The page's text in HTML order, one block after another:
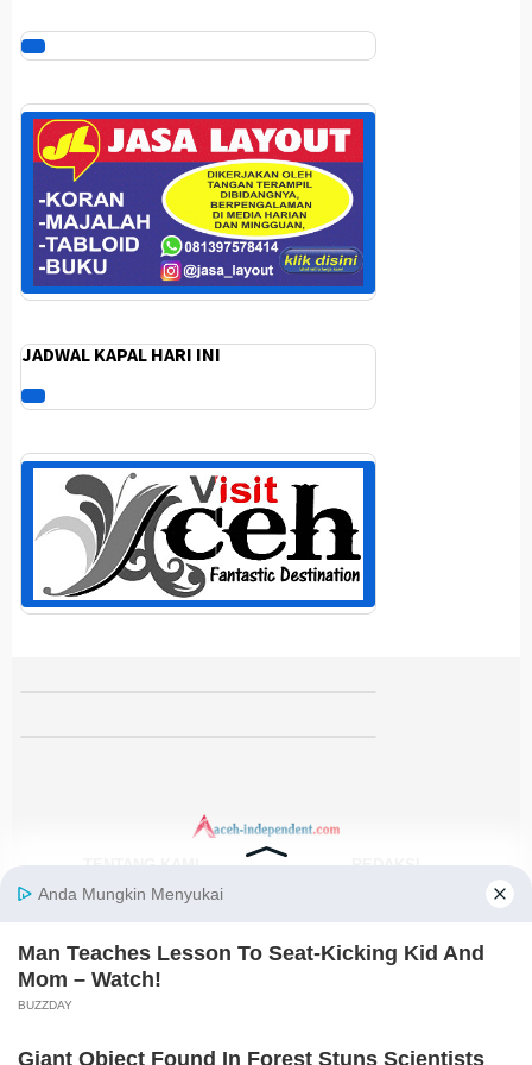
JADWAL KAPAL HARI INI
KODE ETIK
Youtube
RSS